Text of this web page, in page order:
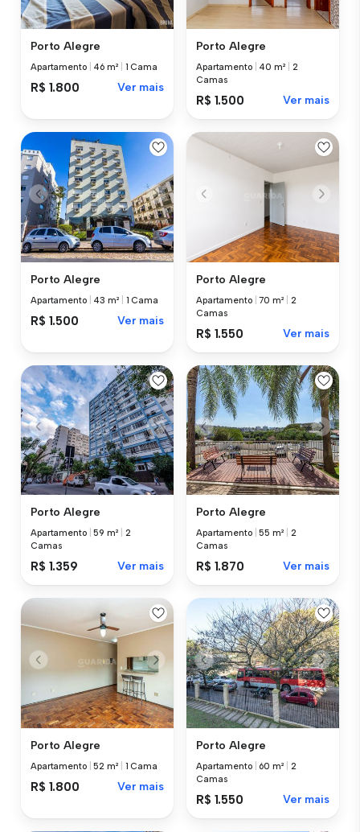
Porto Alegre
Apartamento 46 m² 1 Cama
R$ 1.800 Ver mais
Porto Alegre
Apartamento 40 m²
2
Camas
R$ 1.500 Ver mais
Porto Alegre
Apartamento 43 m² 1 Cama
R$ 1.500 Ver mais
Porto Alegre
Apartamento |70 m²
2
Camas
R$ 1.550 Ver mais
Porto Alegre
Apartamento |59 m²
2
Camas
R$ 1.359 Ver mais
Porto Alegre
Apartamento |55 m²
2
Camas
R$ 1.870 Ver mais
Porto Alegre
Apartamento |52 m² 1 Cama
R$ 1.800 Ver mais
Porto Alegre
Apartamento 60 m²
2
Camas
R$ 1.550 Ver mais